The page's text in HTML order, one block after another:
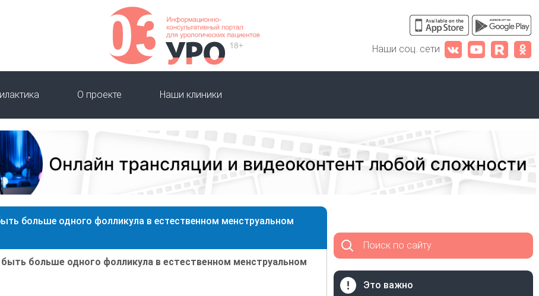
Наши соц. сети
О проекте Наши клиники
больше одного фолликула в естественном менструальном
больше одного фолликула в естественном менструальном
Поиск по сайту
Это важно